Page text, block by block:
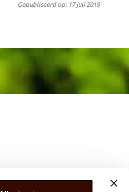
Gepubliceerd op: 17 juli 2019